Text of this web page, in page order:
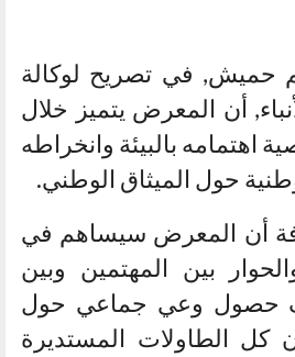
حميش, في تصريح لوكالة
أن المعرض يتميز خلال
اهتمامه بالبيئة وانخراطه
حول الميثاق الوطني.
أن المعرض سيساهم في
بين المهتمين وبين
حصول وعي جماعي حول
كل الطاولات المستديرة